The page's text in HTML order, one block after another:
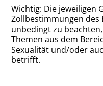
Wichtig: Die jeweiligen
Zollbestimmungen des
unbedingt zu
Themen aus dem
Sexualität und/oder
betrifft.